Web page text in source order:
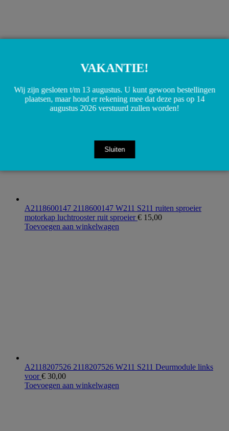
Toevoegen aan winkelwagen
A2118600147 2118600147 W211 S211 ruiten sproeier
motorkap luchtrooster ruit sproeier€ 15,00
Toevoegen aan winkelwagen
A2118207526 2118207526 W211 S211 Deurmodule links
voor€ 30,00
Toevoegen aan winkelwagen
VAKANTIE!
Wij zijn gesloten t/m 13 augustus. U kunt gewoon bestellingen
plaatsen, maar houd er rekening mee dat deze pas op 14
augustus 2026 verstuurd zullen worden!
Sluiten